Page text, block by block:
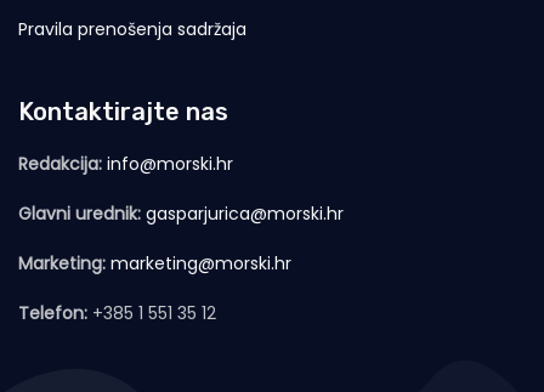
Pravila prenošenja sadržaja
Kontaktirajte nas
Redakcija: info@morski.hr
Glavni urednik: gasparjurica@morski.hr
Marketing: marketing@morski.hr
Telefon: +385 1 551 35 12